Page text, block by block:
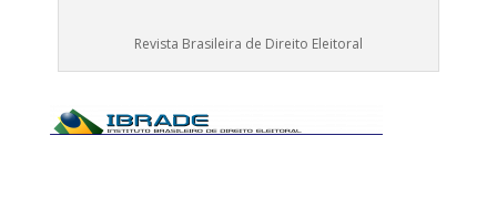
Revista Brasileira de Direito Eleitoral